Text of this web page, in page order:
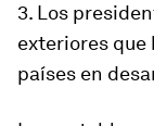
3. Los
exteriores que
países en